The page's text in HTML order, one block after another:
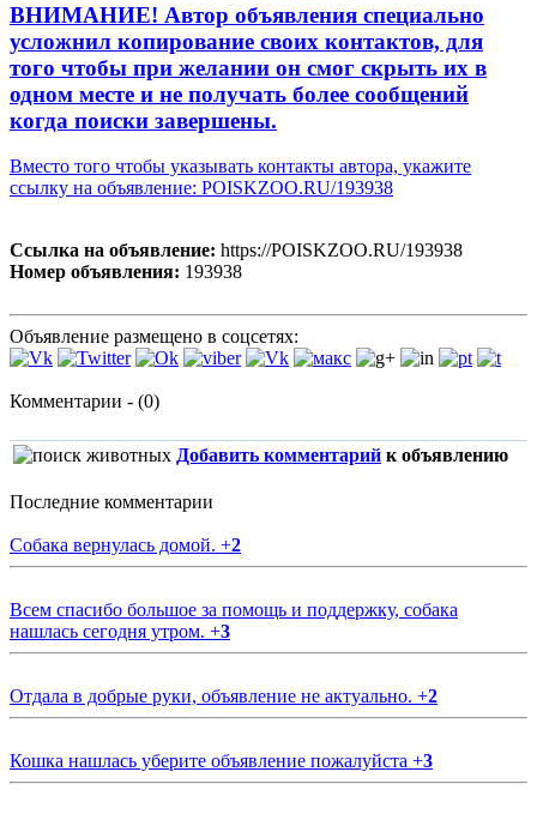
ВНИМАНИЕ! Автор объявления специально
усложнил копирование своих контактов, для
того чтобы при желании он смог скрыть их в
одном месте и не получать более сообщений
когда поиски завершены.
Вместо того чтобы указывать контакты автора, укажите
ссылку на объявление: POISKZOO.RU/193938
Ссылка на объявление: https://POISKZOO.RU/193938
Номер объявления: 193938
Объявление размещено в соцсетях:
Комментарии - (0)
Добавить комментарий к объявлению
Последние комментарии
Собака вернулась домой. +2
Всем спасибо большое за помощь и поддержку, собака
нашлась сегодня утром. +3
Отдала в добрые руки, объявление не актуально. +2
Кошка нашлась уберите объявление пожалуйста +3